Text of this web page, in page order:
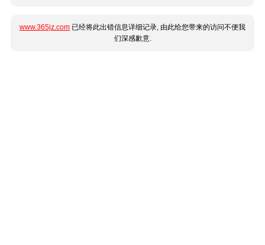
www.365jz.com 已经将此出错信息详细记录, 由此给您带来的访问不便我
们深感歉意.